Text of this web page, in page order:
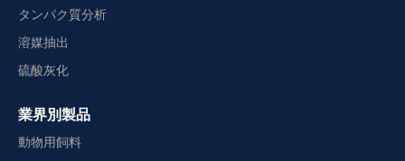
タンパク質分析
溶媒抽出
硫酸灰化
業界別製品
動物用飼料